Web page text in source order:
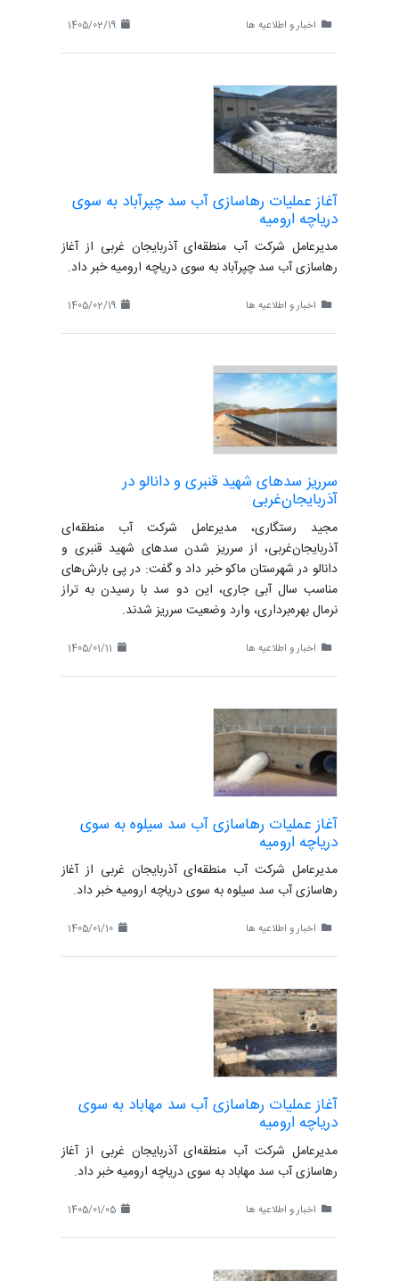
اخبار و اطلاعیه ها
آغاز عملیات رهاسازی آب سد چپرآباد به سوی
دریاچه ارومیه
مدیرعامل شرکت آب منطقه‌ای آذربایجان غربی از آغاز
رهاسازی آب سد چپرآباد به سوی دریاچه ارومیه خبر داد.
اخبار و اطلاعیه ها
سرریز سدهای شهید قنبری و دانالو در
آذربایجان‌غربی
مجید رستگاری، مدیرعامل شرکت آب منطقه‌ای
آذربایجان‌غربی، از سرریز شدن سدهای شهید قنبری و
دانالو در شهرستان ماکو خبر داد و گفت: در پی بارش‌های
مناسب سال آبی جاری، این دو سد با رسیدن به تراز
نرمال بهره‌برداری، وارد وضعیت سرریز شدند.
اخبار و اطلاعیه ها
آغاز عملیات رهاسازی آب سد سیلوه به سوی
دریاچه ارومیه
مدیرعامل شرکت آب منطقه‌ای آذربایجان غربی از آغاز
رهاسازی آب سد سیلوه به سوی دریاچه ارومیه خبر داد.
اخبار و اطلاعیه ها
آغاز عملیات رهاسازی آب سد مهاباد به سوی
دریاچه ارومیه
مدیرعامل شرکت آب منطقه‌ای آذربایجان غربی از آغاز
رهاسازی آب سد مهاباد به سوی دریاچه ارومیه خبر داد.
اخبار و اطلاعیه ها